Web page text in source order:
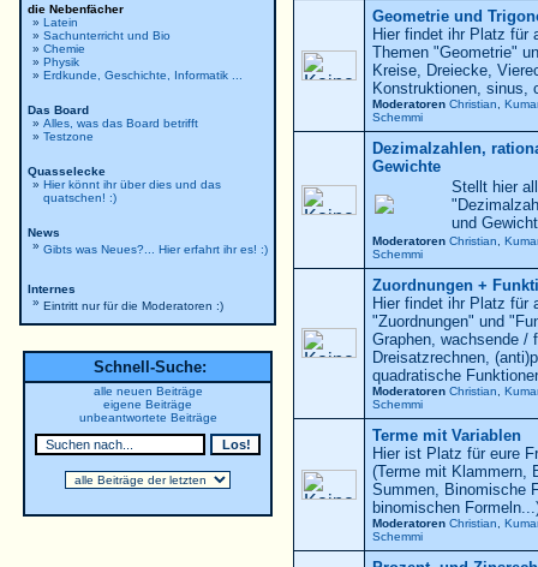
die Nebenfächer
»
»
»
»
»
Latein
Sachunterricht und Bio
Chemie
Physik
Erdkunde, Geschichte, Informatik ...
Das Board
»
»
Alles, was das Board betrifft
Testzone
Quasselecke
» Hier könnt ihr über dies und das
quatschen! :)
News
» Gibts was Neues?... Hier erfahrt ihr es! :)
Internes
» Eintritt nur für die Moderatoren :)
Schnell-Suche:
alle neuen Beiträge
eigene Beiträge
unbeantwortete Beiträge
Geometrie und
Hier findet ihr Platz für
Themen "Geometrie"
Kreise, Dreiecke,
Konstruktionen, sinus,
Moderatoren Christian
Kumar
Schemmi
Dezimalzahlen,
Gewichte
Stellt hier
und
Moderatoren Christian
Kumar
Schemmi
Zuordnungen +
Hier findet ihr Platz für
"Zuordnungen" und
Graphen, wachsende /
Dreisatzrechnen,
quadratische
Moderatoren Christian
Kumar
Schemmi
Terme mit Variablen
Hier ist Platz für eure
(Terme mit Klammern,
Summen, Binomische
binomischen
Moderatoren Christian
Kumar
Schemmi